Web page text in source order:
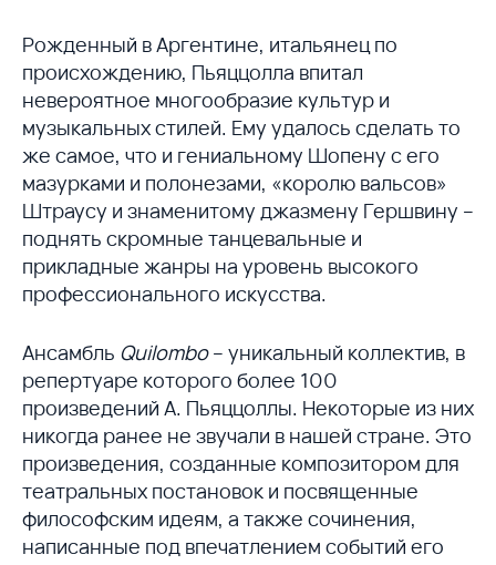
Рожденный в Аргентине, итальянец по
происхождению, Пьяццолла впитал
невероятное многообразие культур и
музыкальных стилей. Ему удалось сделать то
же самое, что и гениальному Шопену с его
мазурками и полонезами, «королю вальсов»
Штраусу и знаменитому джазмену Гершвину –
поднять скромные танцевальные и
прикладные жанры на уровень высокого
профессионального искусства.
Ансамбль Quilombo– уникальный коллектив, в
репертуаре которого более 100
произведений А. Пьяццоллы. Некоторые из них
никогда ранее не звучали в нашей стране. Это
произведения, созданные композитором для
театральных постановок и посвященные
философским идеям, а также сочинения,
написанные под впечатлением событий его